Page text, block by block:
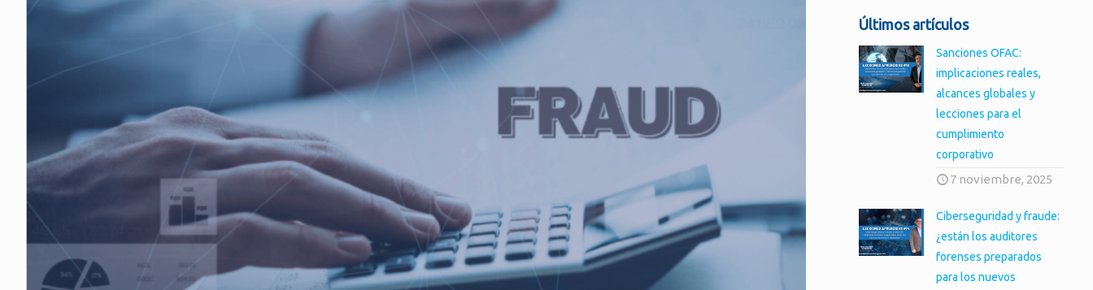
Últimos artículos
Sanciones OFAC:
implicaciones reales,
alcances globales y
lecciones para el
cumplimiento
corporativo
7 noviembre, 2025
Ciberseguridad y fraude:
¿están los auditores
forenses preparados
para los nuevos